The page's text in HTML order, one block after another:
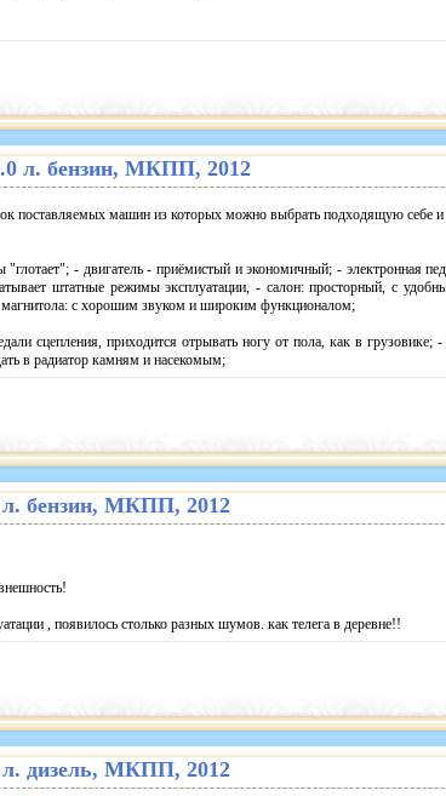
л. бензин, МКПП, 2012
поставляемых машин из которых можно выбрать подходящую себе и
- двигатель - приёмистый и экономичный; - электронная
штатные режимы эксплуатации, - салон: просторный, с
магнитола: с хорошим звуком и широким функционалом;
сцепления, приходится отрывать ногу от пола, как в грузовике;
в радиатор камням и насекомым;
л. бензин, МКПП, 2012
, появилось столько разных шумов. как телега в деревне!!
л. дизель, МКПП, 2012